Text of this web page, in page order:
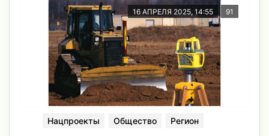
16 АПРЕЛЯ 2025, 14:55 91
Нацпроекты Общество Регион